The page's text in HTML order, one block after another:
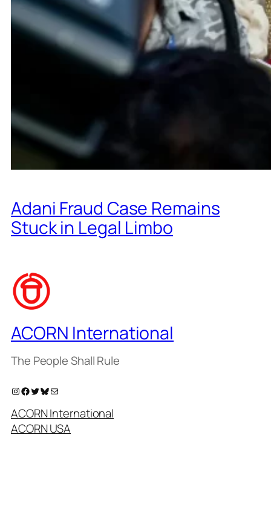
Adani Fraud Case Remains
Stuck in Legal Limbo
ACORN International
The People Shall Rule
Instagram Facebook Twitter Bluesky
ACORN International
ACORN USA